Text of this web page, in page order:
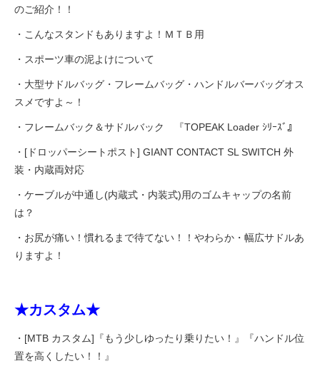
のご紹介！！
・こんなスタンドもありますよ！ＭＴＢ用
・スポーツ車の泥よけについて
・大型サドルバッグ・フレームバッグ・ハンドルバーバッグオス
スメですよ～！
・フレームバック＆サドルバック 『TOPEAK Loader ｼﾘｰｽﾞ』
・[ドロッパーシートポスト] GIANT CONTACT SL SWITCH 外
装・内蔵両対応
・ケーブルが中通し(内蔵式・内装式)用のゴムキャップの名前
は？
・お尻が痛い！慣れるまで待てない！！やわらか・幅広サドルあ
りますよ！
★カスタム★
・[MTB カスタム]『もう少しゆったり乗りたい！』『ハンドル位
置を高くしたい！！』